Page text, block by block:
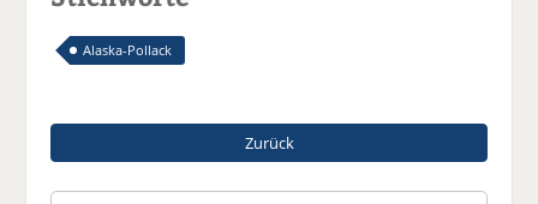
Alaska-Pollack
Zurück